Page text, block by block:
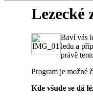
Lezecké
Baví vás
ledu a
právě
Program je možné
Kde všude se dá